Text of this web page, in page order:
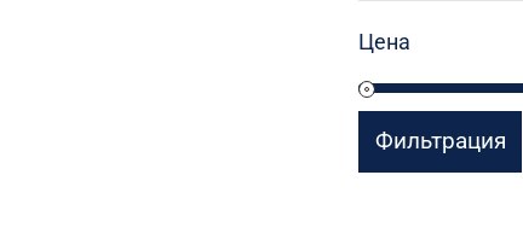
Цена
Фильтрация